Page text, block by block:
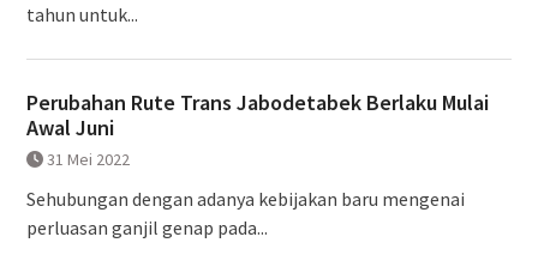
tahun untuk...
Perubahan Rute Trans Jabodetabek Berlaku Mulai
Awal Juni
31 Mei 2022
Sehubungan dengan adanya kebijakan baru mengenai
perluasan ganjil genap pada...